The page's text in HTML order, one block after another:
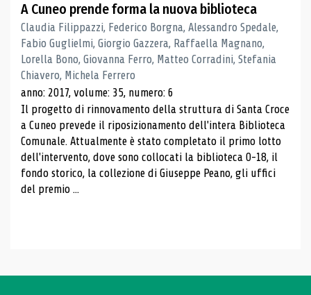
A Cuneo prende forma la nuova biblioteca
Claudia Filippazzi, Federico Borgna, Alessandro Spedale,
Fabio Guglielmi, Giorgio Gazzera, Raffaella Magnano,
Lorella Bono, Giovanna Ferro, Matteo Corradini, Stefania
Chiavero, Michela Ferrero
anno: 2017, volume: 35, numero: 6
Il progetto di rinnovamento della struttura di Santa Croce
a Cuneo prevede il riposizionamento dell'intera Biblioteca
Comunale. Attualmente è stato completato il primo lotto
dell'intervento, dove sono collocati la biblioteca 0-18, il
fondo storico, la collezione di Giuseppe Peano, gli uffici
del premio ...